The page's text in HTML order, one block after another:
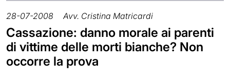
28-07-2008 Avv. Cristina Matricardi
Cassazione: danno morale ai parenti
di vittime delle morti bianche? Non
occorre la prova